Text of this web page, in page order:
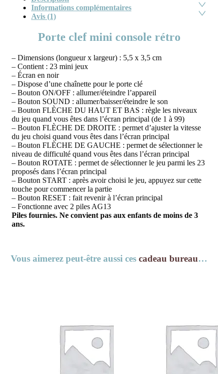
Informations complémentaires
Avis (1)
Porte clef mini console rétro
– Dimensions (longueur x largeur) : 5,5 x 3,5 cm
– Contient : 23 mini jeux
– Écran en noir
– Dispose d’une chaînette pour le porte clé
– Bouton ON/OFF : allumer/éteindre l’appareil
– Bouton SOUND : allumer/baisser/éteindre le son
– Bouton FLÈCHE DU HAUT ET BAS : règle les niveaux
du jeu quand vous êtes dans l’écran principal (de 1 à 99)
– Bouton FLÈCHE DE DROITE : permet d’ajuster la vitesse
du jeu choisi quand vous êtes dans l’écran principal
– Bouton FLÈCHE DE GAUCHE : permet de sélectionner le
niveau de difficulté quand vous êtes dans l’écran principal
– Bouton ROTATE : permet de sélectionner le jeu parmi les 23
proposés dans l’écran principal
– Bouton START : après avoir choisi le jeu, appuyez sur cette
touche pour commencer la partie
– Bouton RESET : fait revenir à l’écran principal
– Fonctionne avec 2 piles AG13
Piles fournies. Ne convient pas aux enfants de moins de 3
ans.
Vous aimerez peut-être aussi ces cadeau bureau…